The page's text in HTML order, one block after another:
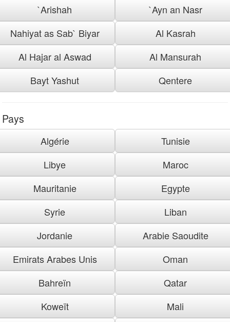
`Arishah
`Ayn an Nasr
Nahiyat as Sab` Biyar
Al Kasrah
Al Hajar al Aswad
Al Mansurah
Bayt Yashut
Qentere
Pays
Algérie
Tunisie
Libye
Maroc
Mauritanie
Egypte
Syrie
Liban
Jordanie
Arabie Saoudite
Emirats Arabes Unis
Oman
Bahreïn
Qatar
Koweït
Mali